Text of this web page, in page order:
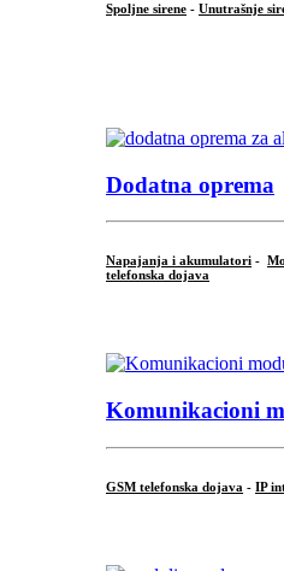
Spoljne sirene - Unutrašnje
Dodatna oprema
Napajanja i akumulatori -
telefonska dojava
Komunikacioni
GSM telefonska dojava - IP